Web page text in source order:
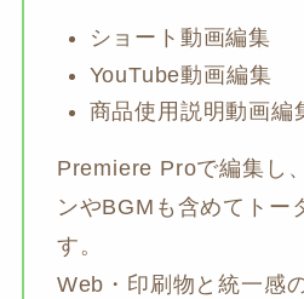
ショート動画編集
YouTube動画編集
商品使用説明動画
Premiere Proで編集し
ンやBGMも含めてトー
す。
Web・印刷物と統一感